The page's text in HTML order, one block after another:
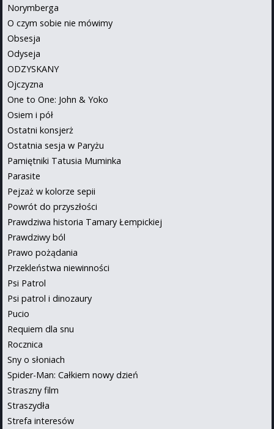
Norymberga
O czym sobie nie mówimy
Obsesja
Odyseja
ODZYSKANY
Ojczyzna
One to One: John & Yoko
Osiem i pół
Ostatni konsjerż
Ostatnia sesja w Paryżu
Pamiętniki Tatusia Muminka
Parasite
Pejzaż w kolorze sepii
Powrót do przyszłości
Prawdziwa historia Tamary Łempickiej
Prawdziwy ból
Prawo pożądania
Przekleństwa niewinności
Psi Patrol
Psi patrol i dinozaury
Pucio
Requiem dla snu
Rocznica
Sny o słoniach
Spider-Man: Całkiem nowy dzień
Straszny film
Straszydła
Strefa interesów